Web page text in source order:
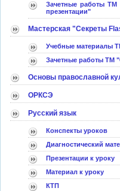
Зачетные работы ТМ
презентации"
Мастерская "Секреты
Учебные материалы
Зачетные работы ТМ
Основы православной
ОРКСЭ
Русский язык
Конспекты уроков
Диагностический
Презентации к уроку
Материал к уроку
КТП